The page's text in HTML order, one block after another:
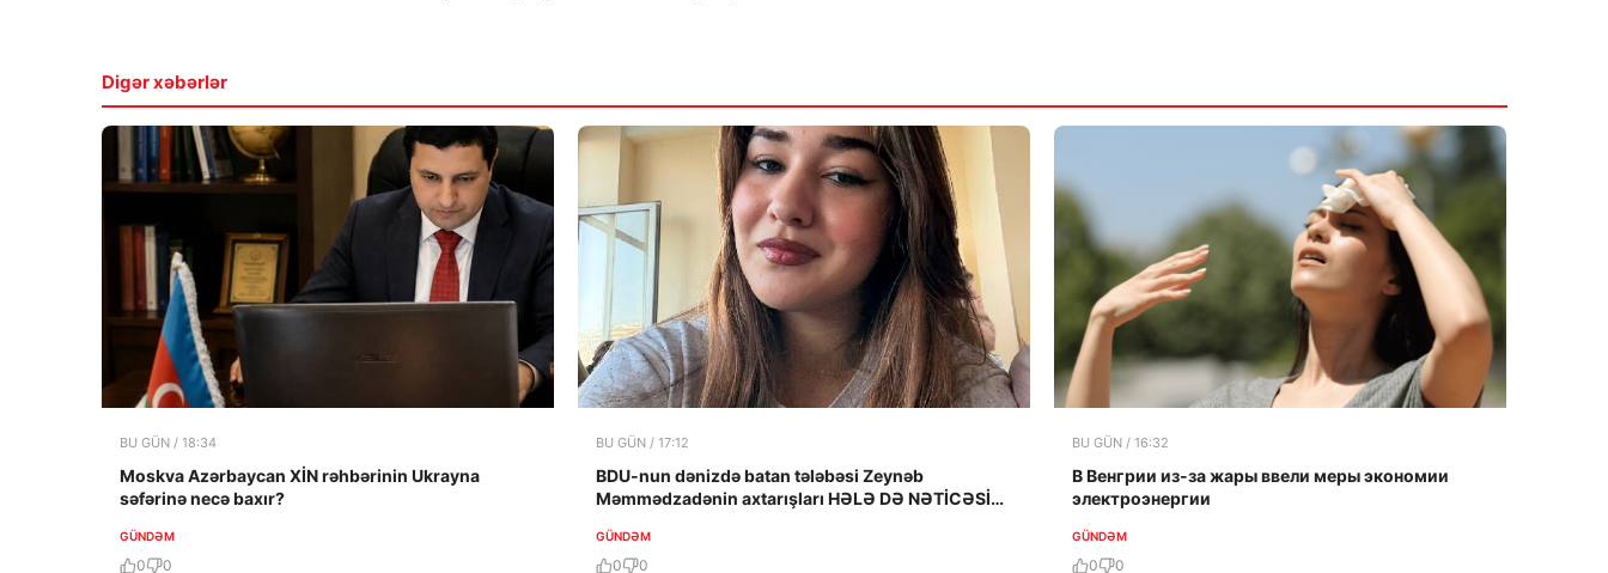
Digər xəbərlər
BU GÜN / 18:34
Moskva Azərbaycan XİN rəhbərinin Ukrayna
səfərinə necə baxır?
GÜNDƏM
0 0
BU GÜN / 17:12
BDU-nun dənizdə batan tələbəsi Zeynəb
Məmmədzadənin axtarışları HƏLƏ DƏ NƏTİCƏSİZ
GÜNDƏM
0 0
BU GÜN / 16:32
В Венгрии из-за жары ввели меры экономии
электроэнергии
GÜNDƏM
0 0